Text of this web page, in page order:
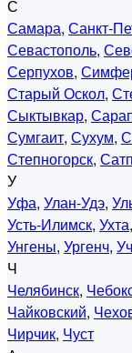
С
Самара, Санкт-
Севастополь,
Серпухов,
Старый Оскол,
Сыктывкар,
Сумгаит, Сухум,
Степногорск,
У
Уфа, Улан-Удэ,
Усть-Илимск, Ухта,
Унгены, Ургенч,
Ч
Челябинск,
Чайковский,
Чирчик, Чуст